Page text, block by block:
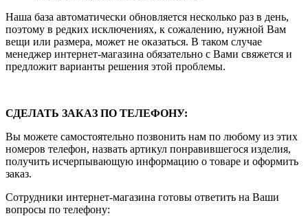
Наша база автоматически обновляется несколько раз в день,
поэтому в редких исключениях, к сожалению, нужной Вам
вещи или размера, может не оказаться. В таком случае
менеджер интернет-магазина обязательно с Вами свяжется и
предложит варианты решения этой проблемы.
СДЕЛАТЬ ЗАКАЗ ПО ТЕЛЕФОНУ:
Вы можете самостоятельно позвонить нам по любому из этих
номеров телефон, назвать артикул понравившегося изделия,
получить исчерпывающую информацию о товаре и оформить
заказ.
Сотрудники интернет-магазина готовы ответить на Ваши
вопросы по телефону: